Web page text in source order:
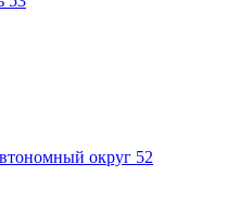
округ 52